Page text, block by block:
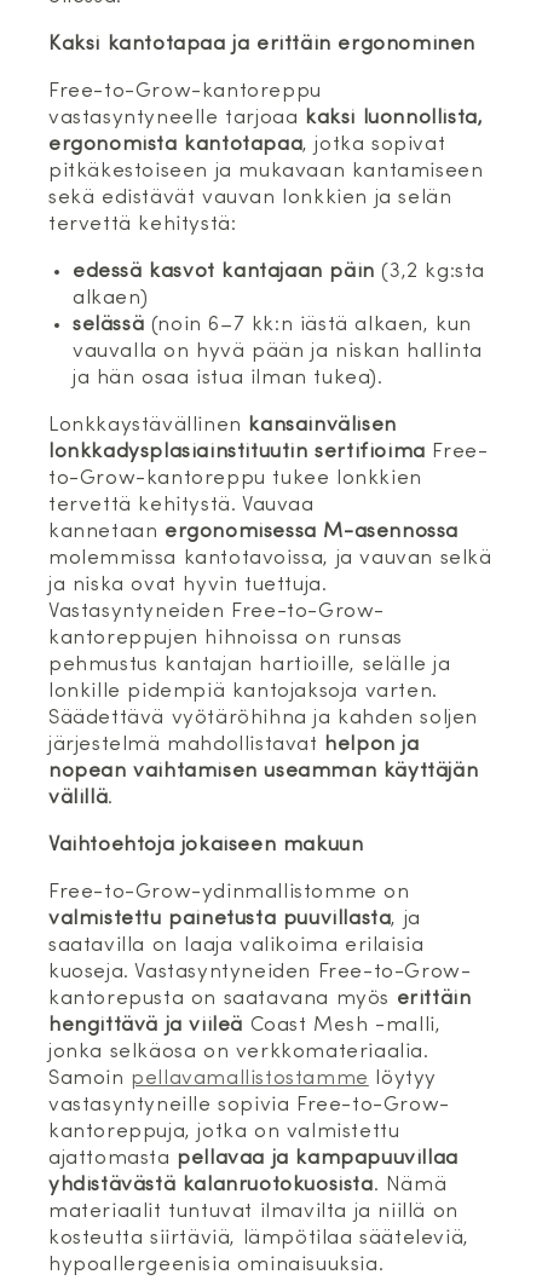
Kaksi kantotapaa ja erittäin ergonominen
Free-to-Grow-kantoreppu
vastasyntyneelle tarjoaa kaksi luonnollista,
ergonomista kantotapaa, jotka sopivat
pitkäkestoiseen ja mukavaan kantamiseen
sekä edistävät vauvan lonkkien ja selän
tervettä kehitystä:
edessä kasvot kantajaan päin (3,2 kg:sta
alkaen)
selässä (noin 6–7 kk:n iästä alkaen, kun
vauvalla on hyvä pään ja niskan hallinta
ja hän osaa istua ilman tukea).
Lonkkaystävällinen kansainvälisen
lonkkadysplasiainstituutin sertifioima Free-
to-Grow-kantoreppu tukee lonkkien
tervettä kehitystä. Vauvaa
kannetaan ergonomisessa M-asennossa
molemmissa kantotavoissa, ja vauvan selkä
ja niska ovat hyvin tuettuja.
Vastasyntyneiden Free-to-Grow-
kantoreppujen hihnoissa on runsas
pehmustus kantajan hartioille, selälle ja
lonkille pidempiä kantojaksoja varten.
Säädettävä vyötäröhihna ja kahden soljen
järjestelmä mahdollistavat helpon ja
nopean vaihtamisen useamman käyttäjän
välillä.
Vaihtoehtoja jokaiseen makuun
Free-to-Grow-ydinmallistomme on
valmistettu painetusta puuvillasta, ja
saatavilla on laaja valikoima erilaisia
kuoseja. Vastasyntyneiden Free-to-Grow-
kantorepusta on saatavana myös erittäin
hengittävä ja viileä Coast Mesh -malli,
jonka selkäosa on verkkomateriaalia.
Samoin pellavamallistostamme
löytyy
vastasyntyneille sopivia Free-to-Grow-
kantoreppuja, jotka on valmistettu
ajattomasta pellavaa ja kampapuuvillaa
yhdistävästä kalanruotokuosista. Nämä
materiaalit tuntuvat ilmavilta ja niillä on
kosteutta siirtäviä, lämpötilaa sääteleviä,
hypoallergeenisia ominaisuuksia.